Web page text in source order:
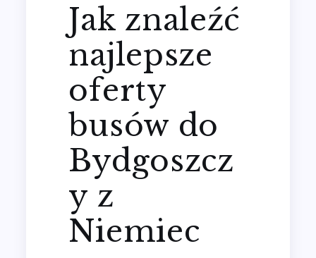
Jak znaleźć
najlepsze
oferty
busów do
Bydgoszcz
y z
Niemiec